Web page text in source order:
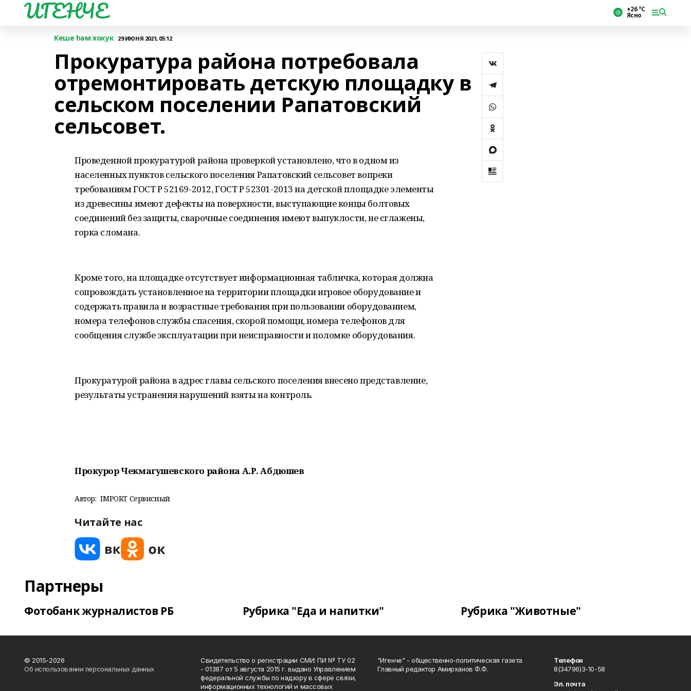
ИГЕНЧЕ +26 °С
Ясно
Кеше һәм хокук 29 ИЮНЯ 2021, 05:12
Прокуратура района потребовала
отремонтировать детскую площадку в
сельском поселении Рапатовский
сельсовет.
Проведенной прокуратурой района проверкой установлено, что в одном из
населенных пунктов сельского поселения Рапатовский сельсовет вопреки
требованиям ГОСТ Р 52169-2012, ГОСТ Р 52301-2013 на детской площадке элементы
из древесины имеют дефекты на поверхности, выступающие концы болтовых
соединений без защиты, сварочные соединения имеют выпуклости, не сглажены,
горка сломана.
Кроме того, на площадке отсутствует информационная табличка, которая должна
сопровождать установленное на территории площадки игровое оборудование и
содержать правила и возрастные требования при пользовании оборудованием,
номера телефонов службы спасения, скорой помощи, номера телефонов для
сообщения службе эксплуатации при неисправности и поломке оборудования.
Прокуратурой района в адрес главы сельского поселения внесено представление,
результаты устранения нарушений взяты на контроль.
Прокурор Чекмагушевского района А.Р. Абдюшев
Автор: IMPORT Сервисный
Читайте нас
Партнеры
Фотобанк журналистов РБ Рубрика "Еда и напитки" Рубрика "Животные"
© 2015-2026
Об использовании персональных данных
Свидетельство о регистрации СМИ: ПИ № ТУ 02
- 01387 от 5 августа 2015 г. выдано Управлением
федеральной службы по надзору в сфере связи,
информационных технологий и массовых
"Игенче" - общественно-политическая газета
Главный редактор Амирханов Ф.Ф.
Телефон
8(34796)3-10-58
Эл. почта